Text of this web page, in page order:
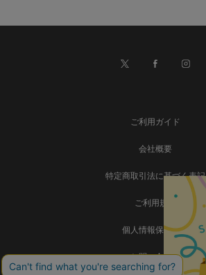
ご利用ガイド
会社概要
特定商取引法に基づく表記
ご利用規約
個人情報保護方針
お問い合わせ